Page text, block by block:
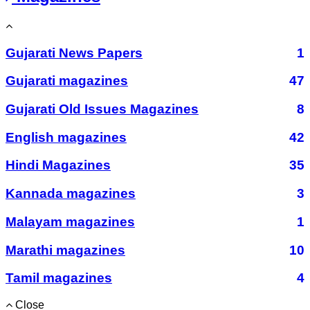
Gujarati News Papers
1
Gujarati magazines
47
Gujarati Old Issues Magazines
8
English magazines
42
Hindi Magazines
35
Kannada magazines
3
Malayam magazines
1
Marathi magazines
10
Tamil magazines
4
Close